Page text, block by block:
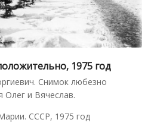
1975 год
Снимок любезно
Олег и Вячеслав.
СССР, 1975 год